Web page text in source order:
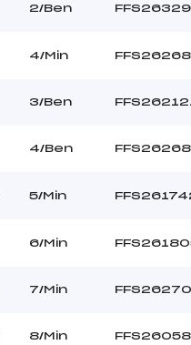
Beau
207.7600
2/Ben
4/Min
3/Ben
4/Ben
5/Min
6/Min
7/Min
8/Min